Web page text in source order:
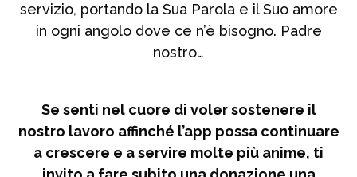
servizio, portando la Sua Parola e il Suo amore
in ogni angolo dove ce n’è bisogno. Padre
nostro…
Se senti nel cuore di voler sostenere il
nostro lavoro affinché l’app possa continuare
a crescere e a servire molte più anime, ti